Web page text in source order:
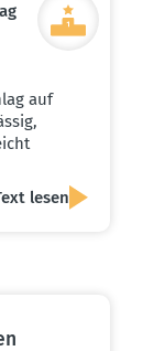
auf
lesen